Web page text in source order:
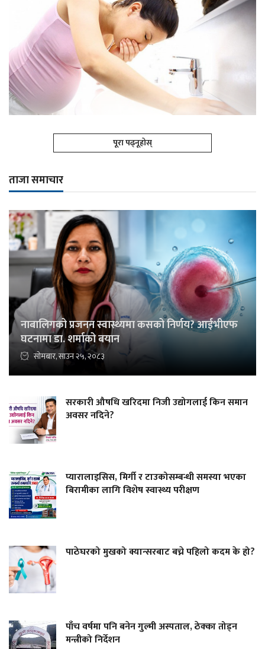
पूरा पढ्नूहोस्
ताजा समाचार
नाबालिगको प्रजनन स्वास्थ्यमा कसको निर्णय? आईभीएफ
घटनामा डा. शर्माको बयान
सोमबार, साउन २५, २०८३
सरकारी औषधि खरिदमा निजी उद्योगलाई किन समान
अवसर नदिने?
प्यारालाइसिस, मिर्गी र टाउकोसम्बन्धी समस्या भएका
बिरामीका लागि विशेष स्वास्थ्य परीक्षण
पाठेघरको मुखको क्यान्सरबाट बच्ने पहिलो कदम के हो?
पाँच वर्षमा पनि बनेन गुल्मी अस्पताल, ठेक्का तोड्न
मन्त्रीको निर्देशन